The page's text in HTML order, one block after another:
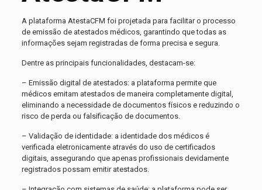
A plataforma AtestaCFM foi projetada para facilitar o processo
de emissão de atestados médicos, garantindo que todas as
informações sejam registradas de forma precisa e segura.
Dentre as principais funcionalidades, destacam-se:
– Emissão digital de atestados: a plataforma permite que
médicos emitam atestados de maneira completamente digital,
eliminando a necessidade de documentos físicos e reduzindo o
risco de perda ou falsificação de documentos.
– Validação de identidade: a identidade dos médicos é
verificada eletronicamente através do uso de certificados
digitais, assegurando que apenas profissionais devidamente
registrados possam emitir atestados.